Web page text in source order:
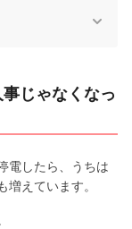
じゃなくなっ
電したら、うちは
えています。